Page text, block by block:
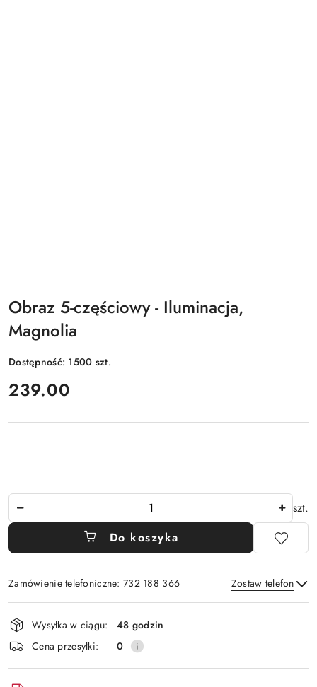
Obraz 5-częściowy - Iluminacja,
Magnolia
Dostępność: 1500 szt.
cena:
239.00
szt.
Do koszyka
Zamówienie telefoniczne: 732 188 366 Zostaw telefon
Wyślij
Dostępność
i
dostawa
Wysyłka w ciągu:
48 godzin
Cena przesyłki:
0